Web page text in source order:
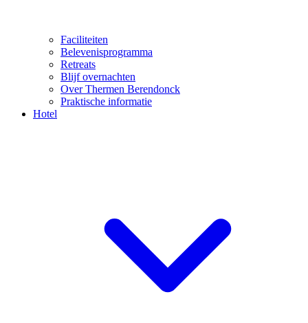
Faciliteiten
Belevenisprogramma
Retreats
Blijf overnachten
Over Thermen Berendonck
Praktische informatie
Hotel